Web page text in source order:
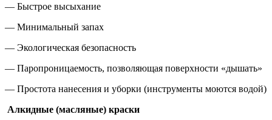
— Быстрое высыхание
— Минимальный запах
— Экологическая безопасность
— Паропроницаемость, позволяющая поверхности «дышать»
— Простота нанесения и уборки (инструменты моются водой)
Алкидные (масляные) краски